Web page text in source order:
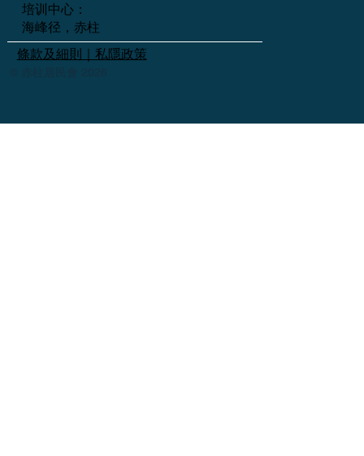
培训中心：
海峰径，赤柱
條款及細則｜私隱政策